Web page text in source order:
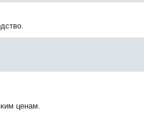
ценам.